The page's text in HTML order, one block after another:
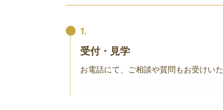
1.
受付・見学
お電話にて、ご相談や質問もお受けい